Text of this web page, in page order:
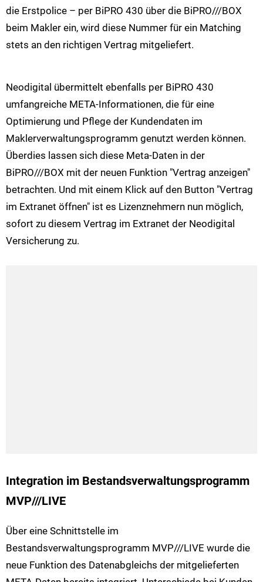
die Erstpolice – per BiPRO 430 über die BiPRO///BOX
beim Makler ein, wird diese Nummer für ein Matching
stets an den richtigen Vertrag mitgeliefert.
Neodigital übermittelt ebenfalls per BiPRO 430
umfangreiche META-Informationen, die für eine
Optimierung und Pflege der Kundendaten im
Maklerverwaltungsprogramm genutzt werden können.
Überdies lassen sich diese Meta-Daten in der
BiPRO///BOX mit der neuen Funktion "Vertrag anzeigen"
betrachten. Und mit einem Klick auf den Button "Vertrag
im Extranet öffnen" ist es Lizenznehmern nun möglich,
sofort zu diesem Vertrag im Extranet der Neodigital
Versicherung zu.
Integration im Bestandsverwaltungsprogramm
MVP///LIVE
Über eine Schnittstelle im
Bestandsverwaltungsprogramm MVP///LIVE wurde die
neue Funktion des Datenabgleichs der mitgelieferten